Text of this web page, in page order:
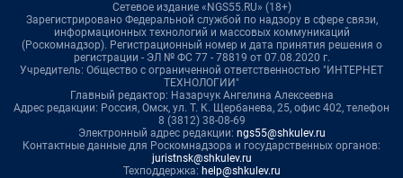
Сетевое издание «NGS55.RU» (18+)
Зарегистрировано Федеральной службой по надзору в сфере связи,
информационных технологий и массовых коммуникаций
(Роскомнадзор). Регистрационный номер и дата принятия решения о
регистрации - ЭЛ № ФС 77 - 78819 от 07.08.2020 г.
Учредитель: Общество с ограниченной ответственностью "ИНТЕРНЕТ
ТЕХНОЛОГИИ"
Главный редактор: Назарчук Ангелина Алексеевна
Адрес редакции: Россия, Омск, ул. Т. К. Щербанева, 25, офис 402, телефон
8 (3812) 38-08-69
Электронный адрес редакции: ngs55@shkulev.ru
Контактные данные для Роскомнадзора и государственных органов:
juristnsk@shkulev.ru
Техподдержка: help@shkulev.ru